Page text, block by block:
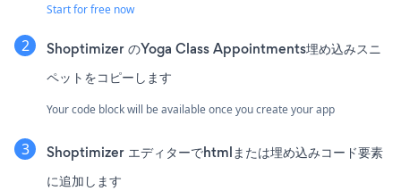
Start for free now
Shoptimizer のYoga Class Appointments埋め込みスニ
ペットをコピーします
Your code block will be available once you create your app
Shoptimizer エディターでhtmlまたは埋め込みコード要素
に追加します